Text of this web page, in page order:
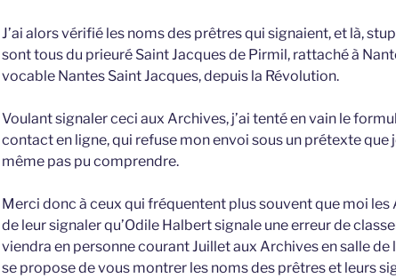
J’ai alors vérifié les noms des prêtres qui signaient, et là,
sont tous du prieuré Saint Jacques de Pirmil, rattaché à
vocable Nantes Saint Jacques, depuis la Révolution.
Voulant signaler ceci aux Archives, j’ai tenté en vain le
contact en ligne, qui refuse mon envoi sous un prétexte que
même pas pu comprendre.
Merci donc à ceux qui fréquentent plus souvent que moi les
de leur signaler qu’Odile Halbert signale une erreur de
viendra en personne courant Juillet aux Archives en salle de
se propose de vous montrer les noms des prêtres et leurs